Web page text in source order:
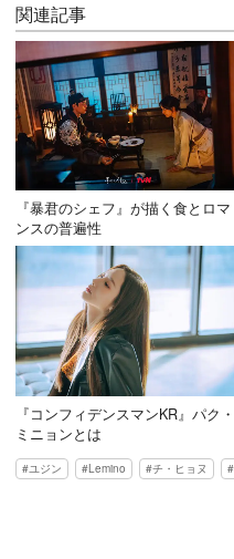
関連記事
『暴君のシェフ』が描く食とロマ
ンスの普遍性
『コンフィデンスマンKR』パク・
ミニョンとは
ユジン Lemino チ・ヒョヌ